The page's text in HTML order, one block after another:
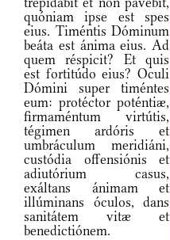
quóniam ipse est spes
eius. Timéntis Dóminum
beáta est ánima eius. Ad
quem réspicit? Et quis
est fortitúdo eius? Oculi
Dómini super timéntes
eum: protéctor poténtiæ,
firmaméntum virtútis,
tégimen ardóris et
umbráculum meridiáni,
custódia offensiónis et
adiutórium casus,
exáltans ánimam et
illúminans óculos, dans
sanitátem vitæ et
benedictiónem.